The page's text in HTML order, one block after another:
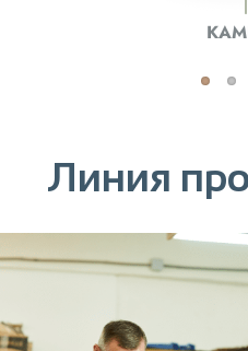
Линия